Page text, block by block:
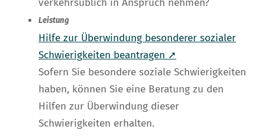
verkehrsüblich in Anspruch nehmen?
Leistung
Hilfe zur Überwindung besonderer sozialer
Schwierigkeiten beantragen ➚
Sofern Sie besondere soziale Schwierigkeiten
haben, können Sie eine Beratung zu den
Hilfen zur Überwindung dieser
Schwierigkeiten erhalten.